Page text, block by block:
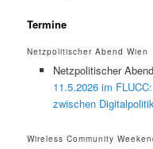
Termine
Netzpolitischer Abend Wien
Netzpolitischer
11.5.2026 im
zwischen
Wireless Community